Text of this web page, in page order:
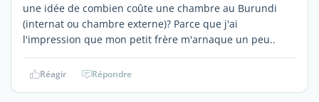
une idée de combien coûte une chambre au Burundi
(internat ou chambre externe)? Parce que j'ai
l'impression que mon petit frère m'arnaque un peu..
Réagir Répondre